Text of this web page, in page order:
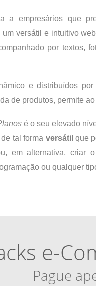
a empresários que
um versátil e intuitivo
por textos,
e distribuídos
de produtos, permite
é o seu elevado
tal forma versátil que
em alternativa, criar
ou qualquer
e-
Pague